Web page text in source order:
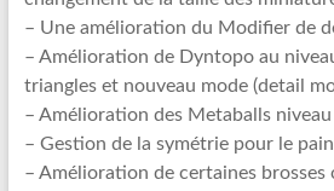
– Une amélioration du Modifier de
– Amélioration de Dyntopo au
triangles et nouveau mode (detail
– Amélioration des Metaballs
– Gestion de la symétrie pour le
– Amélioration de certaines brosses